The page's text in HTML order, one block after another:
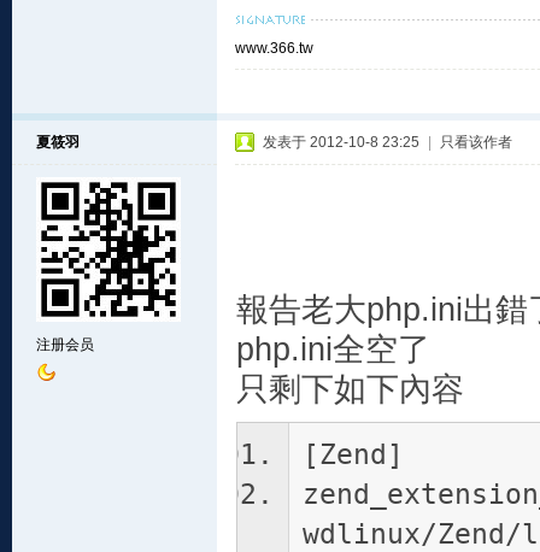
www.366.tw
夏筱羽
注册会员
发表于 2012-10-8 23:25 只看该作者
報告老大php.ini出錯
php.ini全空了
只剩下如下內容
[Zend]
wdlinux/